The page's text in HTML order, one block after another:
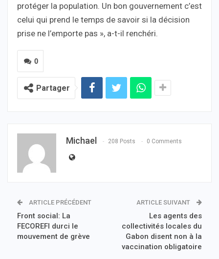
protéger la population. Un bon gouvernement c’est
celui qui prend le temps de savoir si la décision
prise ne l’emporte pas », a-t-il renchéri.
0
Partager
Michael 208 Posts 0 Comments
ARTICLE PRÉCÉDENT
Front social: La
FECOREFI durci le
mouvement de grève
ARTICLE SUIVANT
Les agents des
collectivités locales du
Gabon disent non à la
vaccination obligatoire